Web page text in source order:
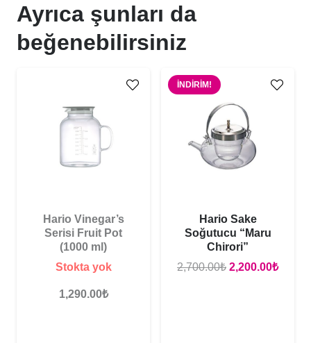
Ayrıca şunları da
beğenebilirsiniz
Hario Vinegar’s
Serisi Fruit Pot
(1000 ml)
Stokta yok
1,290.00₺
İNDIRIM!
Hario Sake
Soğutucu “Maru
Chirori”
2,700.00₺ Orijinal
2,200.00₺Şu